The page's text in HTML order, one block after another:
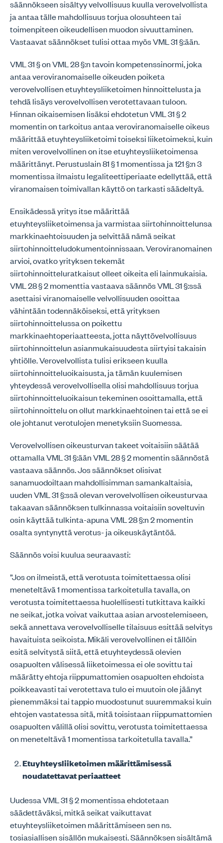
säännökseen sisältyy velvollisuus kuulla verovelvollista
ja antaa tälle mahdollisuus torjua olosuhteen tai
toimenpiteen oikeudellisen muodon sivuuttaminen.
Vastaavat säännökset tulisi ottaa myös VML 31 §:ään.
VML 31 § on VML 28 §:n tavoin kompetenssinormi, joka
antaa veroviranomaiselle oikeuden poiketa
verovelvollisen etuyhteysliiketoimen hinnoittelusta ja
tehdä lisäys verovelvollisen verotettavaan tuloon.
Hinnan oikaisemisen lisäksi ehdotetun VML 31 § 2
momentin on tarkoitus antaa veroviranomaiselle oikeus
määrittää etuyhteysliiketoimi toiseksi liiketoimeksi, kuin
miten verovelvollinen on itse etuyhteysliiketoimensa
määrittänyt. Perustuslain 81 § 1 momentissa ja 121 §:n 3
momentissa ilmaistu legaliteettiperiaate edellyttää, että
viranomaisen toimivallan käyttö on tarkasti säädeltyä.
Ensikädessä yritys itse määrittää
etuyhteysliiketoimensa ja varmistaa siirtohinnoittelunsa
markkinaehtoisuuden ja selvittää nämä seikat
siirtohinnoitteludokumentoinnissaan. Veroviranomainen
arvioi, ovatko yrityksen tekemät
siirtohinnoitteluratkaisut olleet oikeita eli lainmukaisia.
VML 28 § 2 momenttia vastaava säännös VML 31 §:ssä
asettaisi viranomaiselle velvollisuuden osoittaa
vähintään todennäköiseksi, että yrityksen
siirtohinnoittelussa on poikettu
markkinaehtoperiaatteesta, jotta näyttövelvollisuus
siirtohinnoittelun asianmukaisuudesta siirtyisi takaisin
yhtiölle. Verovelvollista tulisi erikseen kuulla
siirtohinnoitteluoikaisusta, ja tämän kuulemisen
yhteydessä verovelvollisella olisi mahdollisuus torjua
siirtohinnoitteluoikaisun tekeminen osoittamalla, että
siirtohinnoittelu on ollut markkinaehtoinen tai että se ei
ole johtanut verotulojen menetyksiin Suomessa.
Verovelvollisen oikeusturvan takeet voitaisiin säätää
ottamalla VML 31 §:ään VML 28 § 2 momentin säännöstä
vastaava säännös. Jos säännökset olisivat
sanamuodoiltaan mahdollisimman samankaltaisia,
uuden VML 31 §:ssä olevan verovelvollisen oikeusturvaa
takaavan säännöksen tulkinnassa voitaisiin soveltuvin
osin käyttää tulkinta-apuna VML 28 §:n 2 momentin
osalta syntynyttä verotus- ja oikeuskäytäntöä.
Säännös voisi kuulua seuraavasti:
”Jos on ilmeistä, että verotusta toimitettaessa olisi
meneteltävä 1 momentissa tarkoitetulla tavalla, on
verotusta toimitettaessa huolellisesti tutkittava kaikki
ne seikat, jotka voivat vaikuttaa asian arvostelemiseen,
sekä annettava verovelvolliselle tilaisuus esittää selvitys
havaituista seikoista. Mikäli verovelvollinen ei tällöin
esitä selvitystä siitä, että etuyhteydessä olevien
osapuolten välisessä liiketoimessa ei ole sovittu tai
määrätty ehtoja riippumattomien osapuolten ehdoista
poikkeavasti tai verotettava tulo ei muutoin ole jäänyt
pienemmäksi tai tappio muodostunut suuremmaksi kuin
ehtojen vastatessa sitä, mitä toisistaan riippumattomien
osapuolten välillä olisi sovittu, verotusta toimitettaessa
on meneteltävä 1 momentissa tarkoitetulla tavalla.”
Etuyhteysliiketoimen määrittämisessä
noudatettavat periaatteet
Uudessa VML 31 § 2 momentissa ehdotetaan
säädettäväksi, mitkä seikat vaikuttavat
etuyhteysliiketoimen määrittämiseen sen ns.
tosiasiallisen sisällön mukaisesti. Säännöksen sisältämä